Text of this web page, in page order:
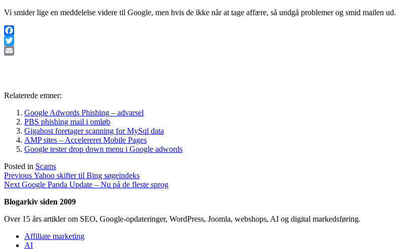
Vi smider lige en meddelelse videre til Google, men hvis de ikke når at tage affære, så undgå problemer og smid mailen ud.
Facebook
Twitter
Relaterede emner:
Google Adwords Phishing – advarsel
PBS phishing mail i omløb
Gigahost foretager scanning for MySql data
AMP sites – Accelereret Mobile Pages
Google tester drop down menu i Google adwords
Posted in Scams
Indlægsnavigation
Previous Previous
post:
Yahoo skifter til Bing søgeindeks
Next Next
Google Panda Update – Nu på de fleste sprog
Blogarkiv siden 2009
Over 15 års artikler om SEO, Google-opdateringer, WordPress, Joomla, webshops, AI og digital markedsføring.
Affiliate marketing
AI